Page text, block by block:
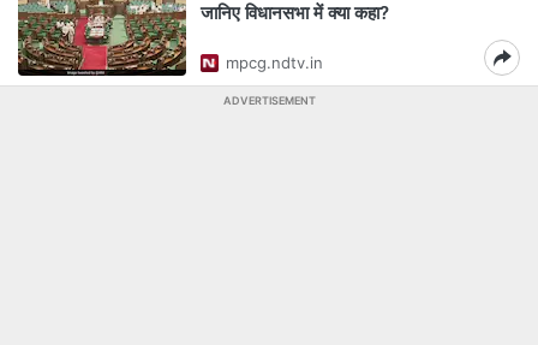
जानिए विधानसभा में क्या कहा?
mpcg.ndtv.in
ADVERTISEMENT